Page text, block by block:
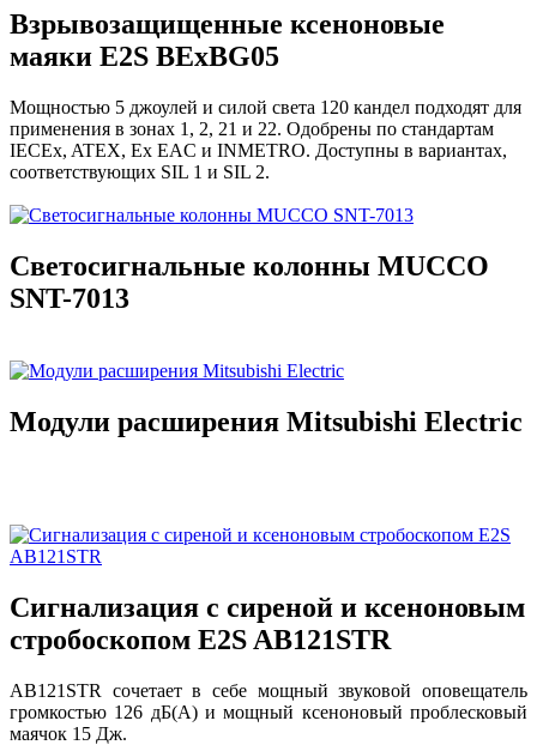
Взрывозащищенные ксеноновые
маяки E2S BExBG05
Мощностью 5 джоулей и силой света 120 кандел подходят для
применения в зонах 1, 2, 21 и 22. Одобрены по стандартам
IECEx, ATEX, Ex EAC и INMETRO. Доступны в вариантах,
соответствующих SIL 1 и SIL 2.
Светосигнальные колонны MUCCO
SNT-7013
Модули расширения Mitsubishi Electric
Сигнализация с сиреной и ксеноновым
стробоскопом E2S AB121STR
AB121STR сочетает в себе мощный звуковой оповещатель
громкостью 126 дБ(A) и мощный ксеноновый проблесковый
маячок 15 Дж.